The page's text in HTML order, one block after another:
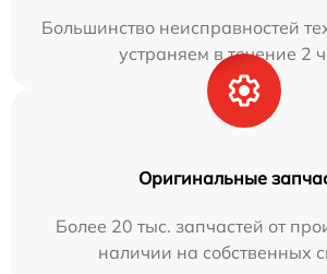
Большинство неисправностей
устраняем в течение 2
Оригинальные
Более 20 тыс. запчастей от
наличии на собственных